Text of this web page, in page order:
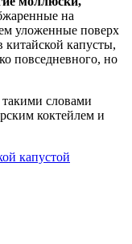
на
уложенные поверх
китайской капусты,
повседневного, но
словами
коктейлем и